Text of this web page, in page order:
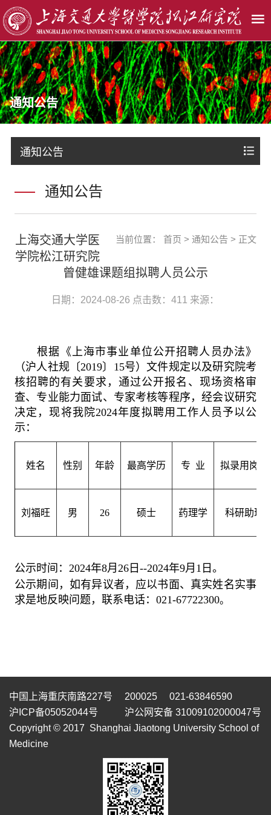
通知公告
通知公告
通知公告
当前位置：首页 >通知公告 > 正文
上海交通大学医
学院松江研究院
曾健雄课题组拟聘人员公示
日期：2024-08-26 点击数：411 来源：
根据《上海市事业单位公开招聘人员办法》
（沪人社规〔2019〕 15号）文件规定以及研究院考
核招聘的有关要求，通过公开报名、现场资格审
查、专业能力面试、专家考核等程序，经会议研究
决定，现将我院2024年度拟聘用工作人员予以公
示：
姓名 性别 年龄 最高学历 专 业 拟录用岗位
刘福旺 男 26 硕士 药理学 科研助理
公示时间： 2024年8月 26日 --2024年9月 1 日。
公示期间，如有异议者，应以书面、真实姓名实事
求是地反映问题，联系电话： 021-67722300。
中国上海重庆南路227号 200025 021-63846590
沪ICP备05052044号
沪公网安备 31009102000047号
Copyright © 2017 Shanghai Jiaotong University School of
Medicine